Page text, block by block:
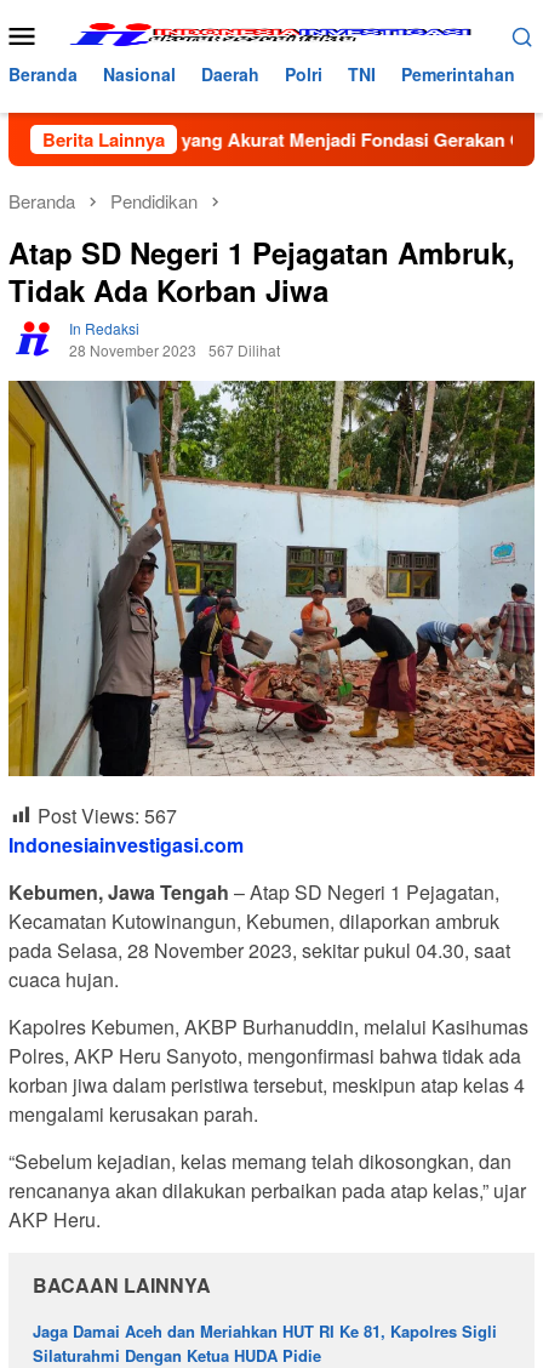
ke
konten
Menu
Mobile
Beranda Nasional Daerah Polri TNI Pemerintahan
Berita Lainnya
Data yang Akurat Menjadi Fondasi Gerakan GenRe di
Beranda Pendidikan
Atap SD Negeri 1 Pejagatan Ambruk,
Tidak Ada Korban Jiwa
In Redaksi
28 November 2023
567 Dilihat
Post Views: 567
Indonesiainvestigasi.com
Kebumen, Jawa Tengah – Atap SD Negeri 1 Pejagatan,
Kecamatan Kutowinangun, Kebumen, dilaporkan ambruk
pada Selasa, 28 November 2023, sekitar pukul 04.30, saat
cuaca hujan.
Kapolres Kebumen, AKBP Burhanuddin, melalui Kasihumas
Polres, AKP Heru Sanyoto, mengonfirmasi bahwa tidak ada
korban jiwa dalam peristiwa tersebut, meskipun atap kelas 4
mengalami kerusakan parah.
“Sebelum kejadian, kelas memang telah dikosongkan, dan
rencananya akan dilakukan perbaikan pada atap kelas,” ujar
AKP Heru.
BACAAN LAINNYA
Jaga Damai Aceh dan Meriahkan HUT RI Ke 81, Kapolres Sigli
Silaturahmi Dengan Ketua HUDA Pidie